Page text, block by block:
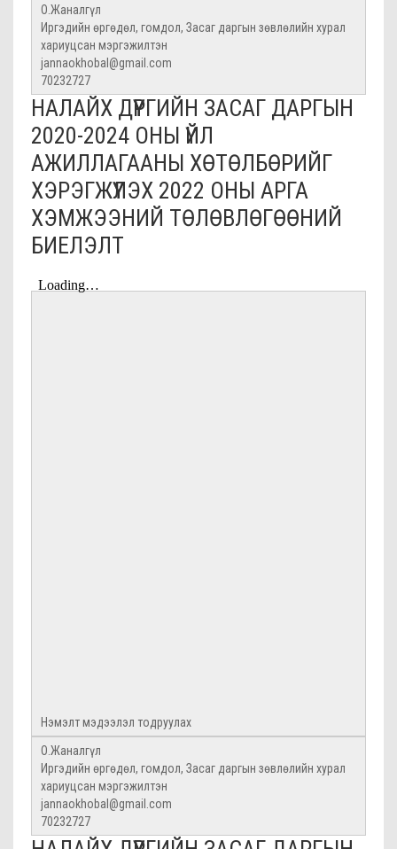
О.Жаналгүл
Иргэдийн өргөдөл, гомдол, Засаг даргын зөвлөлийн хурал
хариуцсан мэргэжилтэн
jannaokhobal@gmail.com
70232727
НАЛАЙХ ДҮҮРГИЙН ЗАСАГ ДАРГЫН
2020-2024 ОНЫ ҮЙЛ
АЖИЛЛАГААНЫ ХӨТӨЛБӨРИЙГ
ХЭРЭГЖҮҮЛЭХ 2022 ОНЫ АРГА
ХЭМЖЭЭНИЙ ТӨЛӨВЛӨГӨӨНИЙ
БИЕЛЭЛТ
Нэмэлт мэдээлэл тодруулах
О.Жаналгүл
Иргэдийн өргөдөл, гомдол, Засаг даргын зөвлөлийн хурал
хариуцсан мэргэжилтэн
jannaokhobal@gmail.com
70232727